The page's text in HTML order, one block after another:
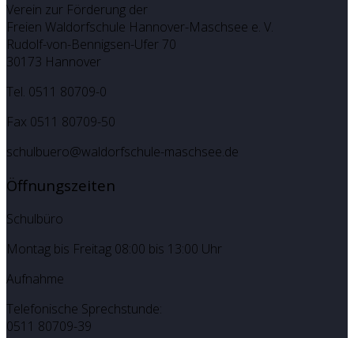
Verein zur Förderung der
Freien Waldorfschule Hannover-Maschsee e. V.
Rudolf-von-Bennigsen-Ufer 70
30173 Hannover
Tel. 0511 80709-0
Fax 0511 80709-50
schulbuero@waldorfschule-maschsee.de
Öffnungszeiten
Schulbüro
Montag bis Freitag 08:00 bis 13:00 Uhr
Aufnahme
Telefonische Sprechstunde:
0511 80709-39